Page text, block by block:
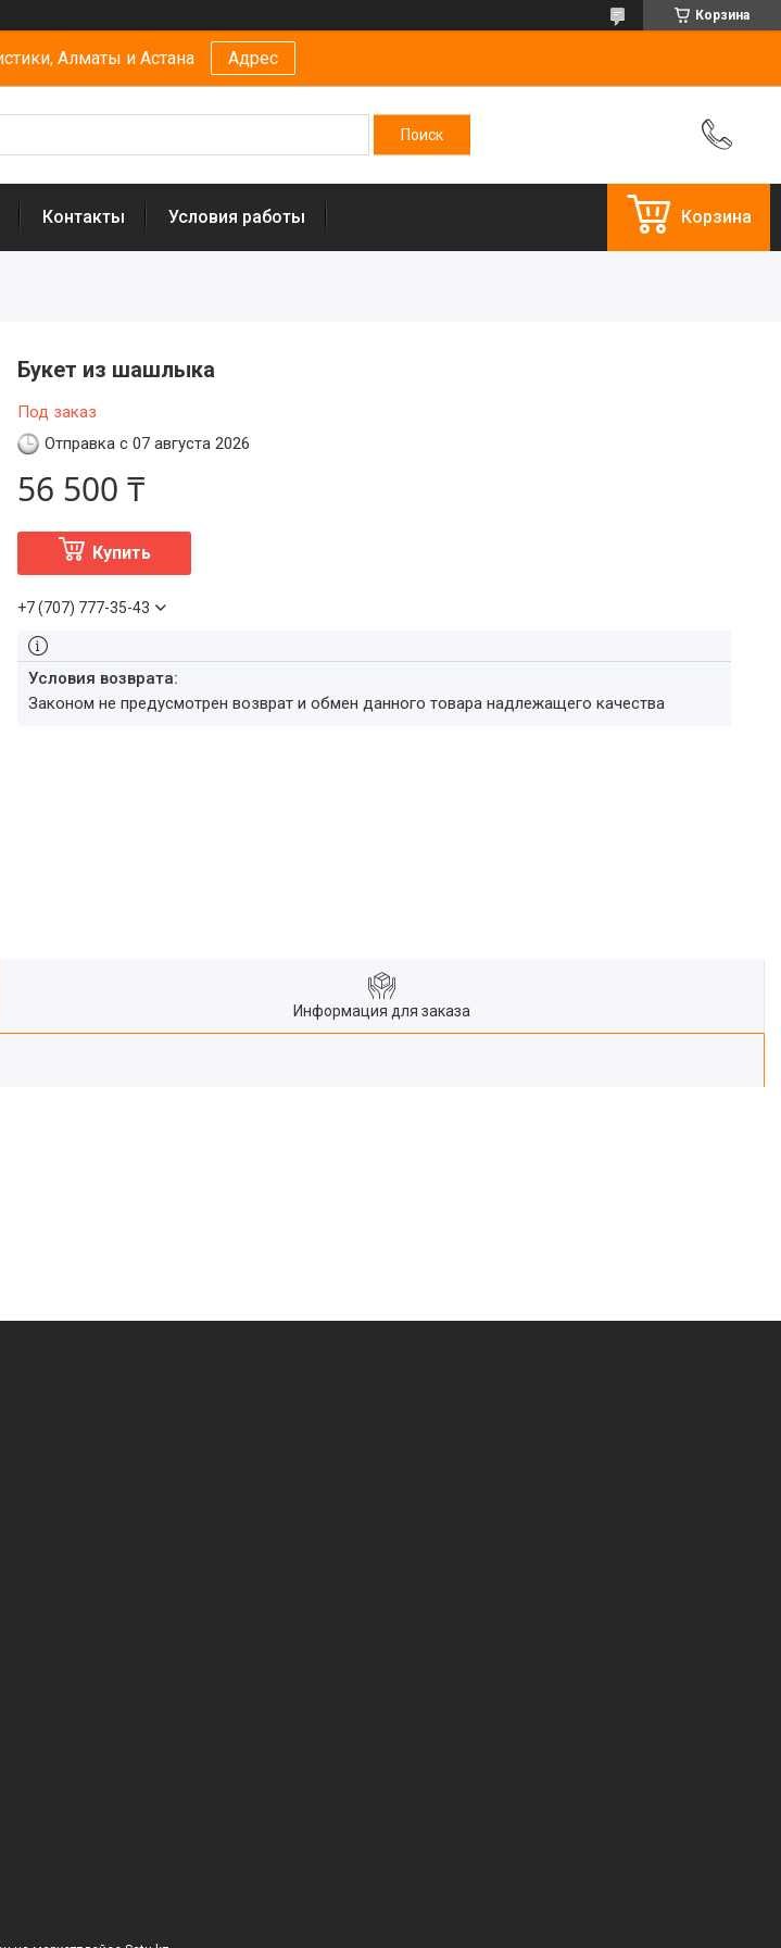
Корзина
Алматы и Астана Адрес
Контакты Условия работы Корзина
Букет из шашлыка
Под заказ
Отправка с 07 августа 2026
56 500 ₸
Купить
+7 (707) 777-35-43
Законом не предусмотрен возврат и обмен данного товара надлежащего качества
Информация для заказа